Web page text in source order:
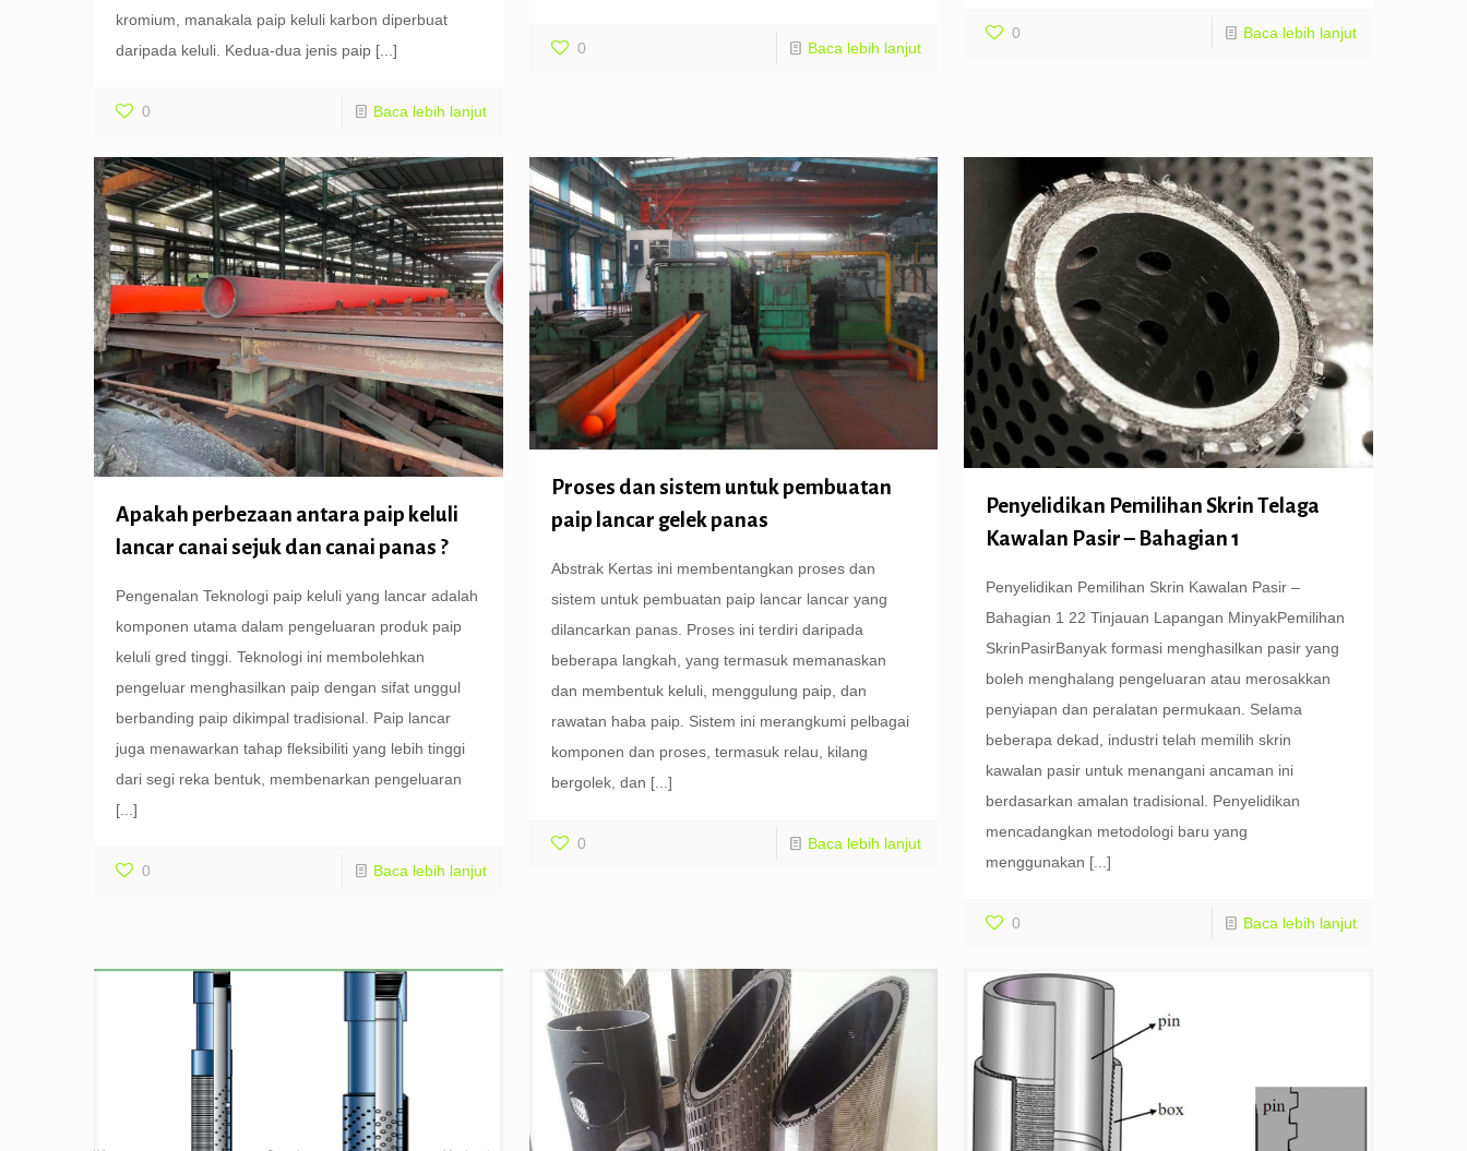
kromium, manakala paip keluli karbon diperbuat
daripada keluli. Kedua-dua jenis paip[...]
0 Baca lebih lanjut
0 Baca lebih lanjut
0 Baca lebih lanjut
Apakah perbezaan antara paip keluli
lancar canai sejuk dan canai panas ?
Pengenalan Teknologi paip keluli yang lancar adalah
komponen utama dalam pengeluaran produk paip
keluli gred tinggi. Teknologi ini membolehkan
pengeluar menghasilkan paip dengan sifat unggul
berbanding paip dikimpal tradisional. Paip lancar
juga menawarkan tahap fleksibiliti yang lebih tinggi
dari segi reka bentuk, membenarkan pengeluaran
[...]
0 Baca lebih lanjut
Proses dan sistem untuk pembuatan
paip lancar gelek panas
Abstrak Kertas ini membentangkan proses dan
sistem untuk pembuatan paip lancar lancar yang
dilancarkan panas. Proses ini terdiri daripada
beberapa langkah, yang termasuk memanaskan
dan membentuk keluli, menggulung paip, dan
rawatan haba paip. Sistem ini merangkumi pelbagai
komponen dan proses, termasuk relau, kilang
bergolek, dan [...]
0 Baca lebih lanjut
Penyelidikan Pemilihan Skrin Telaga
Kawalan Pasir – Bahagian 1
Penyelidikan Pemilihan Skrin Kawalan Pasir –
Bahagian 1 22 Tinjauan Lapangan MinyakPemilihan
SkrinPasirBanyak formasi menghasilkan pasir yang
boleh menghalang pengeluaran atau merosakkan
penyiapan dan peralatan permukaan. Selama
beberapa dekad, industri telah memilih skrin
kawalan pasir untuk menangani ancaman ini
berdasarkan amalan tradisional. Penyelidikan
mencadangkan metodologi baru yang
menggunakan [...]
0 Baca lebih lanjut